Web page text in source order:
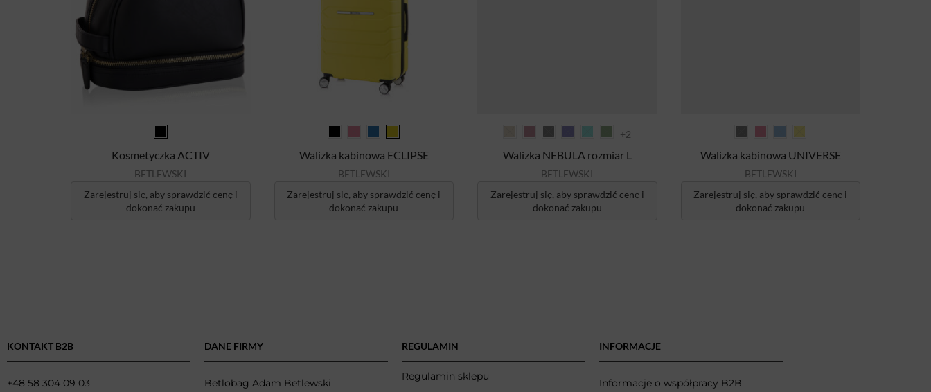
Kosmetyczka ACTIV
BETLEWSKI
Zarejestruj się, aby sprawdzić cenę i
dokonać zakupu
Walizka kabinowa ECLIPSE
BETLEWSKI
Zarejestruj się, aby sprawdzić cenę i
dokonać zakupu
+2
Walizka NEBULA rozmiar L
BETLEWSKI
Zarejestruj się, aby sprawdzić cenę i
dokonać zakupu
Walizka kabinowa UNIVERSE
BETLEWSKI
Zarejestruj się, aby sprawdzić cenę i
dokonać zakupu
KONTAKT B2B
+48 58 304 09 03
DANE FIRMY
Betlobag Adam Betlewski
REGULAMIN
Regulamin sklepu
INFORMACJE
Informacje o współpracy B2B